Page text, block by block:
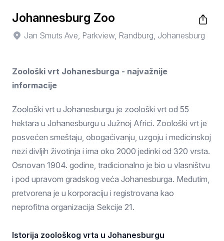
Johannesburg Zoo
Jan Smuts Ave, Parkview, Randburg, Johanesburg
Zoološki vrt Johanesburga - najvažnije
informacije
Zoološki vrt u Johanesburgu je zoološki vrt od 55
hektara u Johanesburgu u Južnoj Africi. Zoološki vrt je
posvećen smeštaju, obogaćivanju, uzgoju i medicinskoj
nezi divljih životinja i ima oko 2000 jedinki od 320 vrsta.
Osnovan 1904. godine, tradicionalno je bio u vlasništvu
i pod upravom gradskog veća Johanesburga. Međutim,
pretvorena je u korporaciju i registrovana kao
neprofitna organizacija Sekcije 21.
Istorija zoološkog vrta u Johanesburgu